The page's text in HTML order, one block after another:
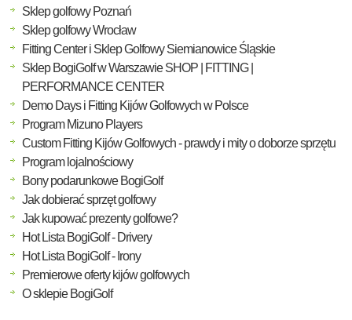
Sklep golfowy Poznań
Sklep golfowy Wrocław
Fitting Center i Sklep Golfowy Siemianowice Śląskie
Sklep BogiGolf w Warszawie SHOP | FITTING |
PERFORMANCE CENTER
Demo Days i Fitting Kijów Golfowych w Polsce
Program Mizuno Players
Custom Fitting Kijów Golfowych - prawdy i mity o doborze sprzętu
Program lojalnościowy
Bony podarunkowe BogiGolf
Jak dobierać sprzęt golfowy
Jak kupować prezenty golfowe?
Hot Lista BogiGolf - Drivery
Hot Lista BogiGolf - Irony
Premierowe oferty kijów golfowych
O sklepie BogiGolf